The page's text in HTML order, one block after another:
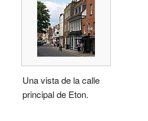
Una vista de la calle
principal de Eton.